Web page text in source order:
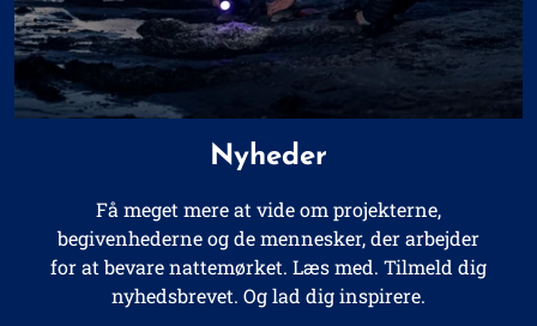
Nyheder
Få meget mere at videom projekterne,
begivenhederne og de mennesker, der arbejder
for at bevare nattemørket. Læs med. Tilmeld dig
nyhedsbrevet. Og lad dig inspirere.